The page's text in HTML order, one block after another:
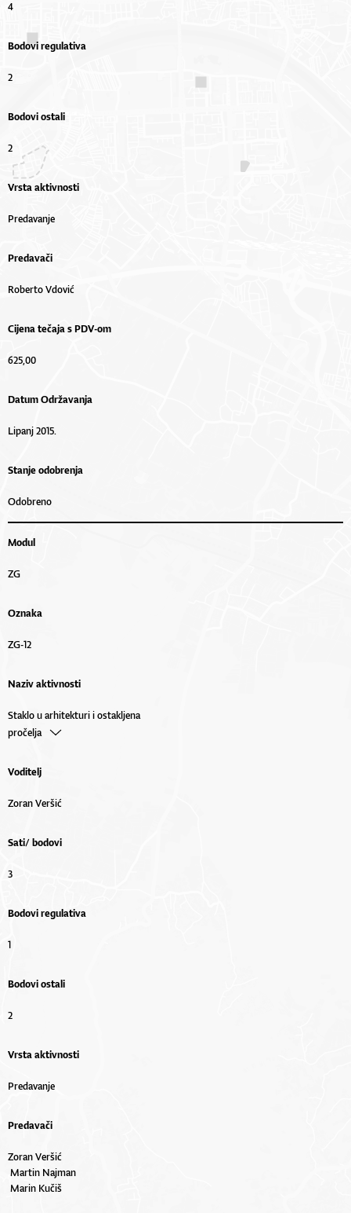
4
Bodovi regulativa
2
Bodovi ostali
2
Vrsta aktivnosti
Predavanje
Predavači
Roberto Vdović
Cijena tečaja s PDV-om
625,00
Datum Održavanja
Lipanj 2015.
Stanje odobrenja
Odobreno
Modul
ZG
Oznaka
ZG-12
Naziv aktivnosti
Staklo u arhitekturi i ostakljena
pročelja
Voditelj
Zoran Veršić
Sati/ bodovi
3
Bodovi regulativa
1
Bodovi ostali
2
Vrsta aktivnosti
Predavanje
Predavači
Zoran Veršić
Martin Najman
Marin Kučiš